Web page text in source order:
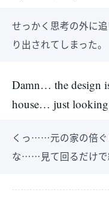
せっかく思考の外に
り出されてしまった。
Damn… the design
house… just
くっ……元の家の倍ぐ
な……見て回るだけで